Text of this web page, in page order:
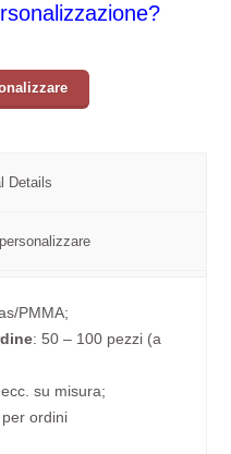
Details
PMMA;
: 50 – 100 pezzi (a
su misura;
ordini